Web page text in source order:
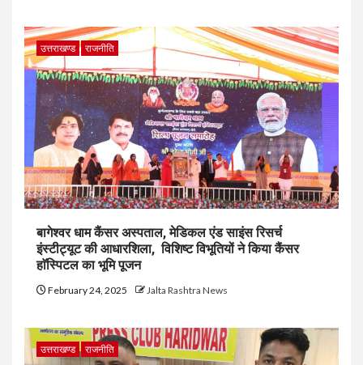
उत्तराखण्ड राजनीति
बागेश्वर धाम कैंसर अस्पताल, मेडिकल एंड साइंस रिसर्च
इंस्टीट्यूट की आधारशिला, विशिष्ट विभूतियों ने किया कैंसर
हाॅस्पिटल का भूमि पूजन
February 24, 2025 Jalta Rashtra News
उत्तराखण्ड राजनीति